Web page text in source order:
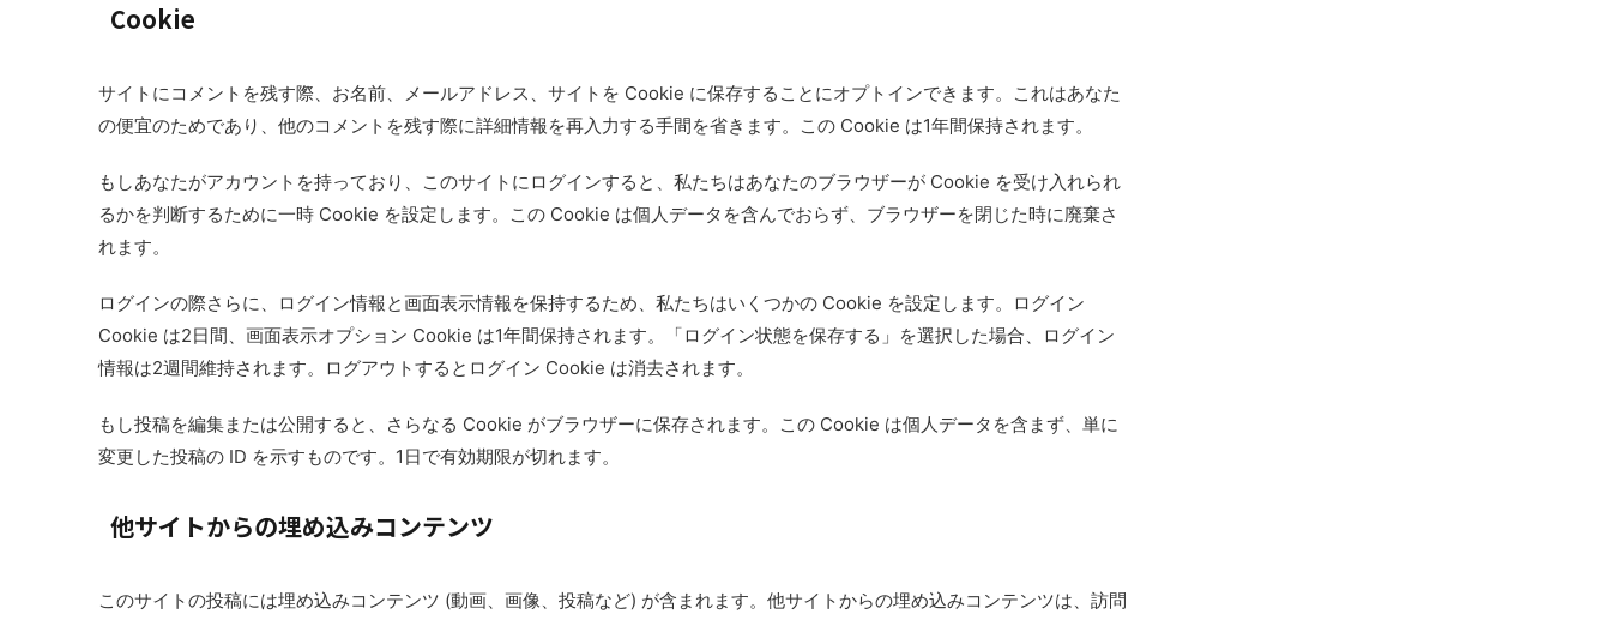
Cookie
サイトにコメントを残す際、お名前、メールアドレス、サイトを Cookie に保存することにオプトインできます。これはあなた
の便宜のためであり、他のコメントを残す際に詳細情報を再入力する手間を省きます。この Cookie は1年間保持されます。
もしあなたがアカウントを持っており、このサイトにログインすると、私たちはあなたのブラウザーが Cookie を受け入れられ
るかを判断するために一時 Cookie を設定します。この Cookie は個人データを含んでおらず、ブラウザーを閉じた時に廃棄さ
れます。
ログインの際さらに、ログイン情報と画面表示情報を保持するため、私たちはいくつかの Cookie を設定します。ログイン
Cookie は2日間、画面表示オプション Cookie は1年間保持されます。「ログイン状態を保存する」を選択した場合、ログイン
情報は2週間維持されます。ログアウトするとログイン Cookie は消去されます。
もし投稿を編集または公開すると、さらなる Cookie がブラウザーに保存されます。この Cookie は個人データを含まず、単に
変更した投稿の ID を示すものです。1日で有効期限が切れます。
他サイトからの埋め込みコンテンツ
このサイトの投稿には埋め込みコンテンツ (動画、画像、投稿など) が含まれます。他サイトからの埋め込みコンテンツは、訪問